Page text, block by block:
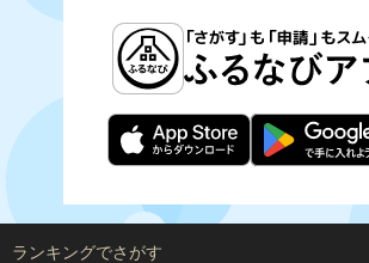
ランキングでさがす